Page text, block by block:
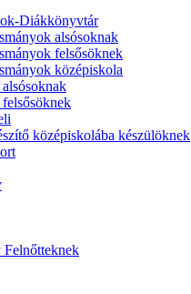
Diákkönyvtár
alsósoknak
felsősöknek
középiskola
középiskolába készülöknek
Felnőtteknek